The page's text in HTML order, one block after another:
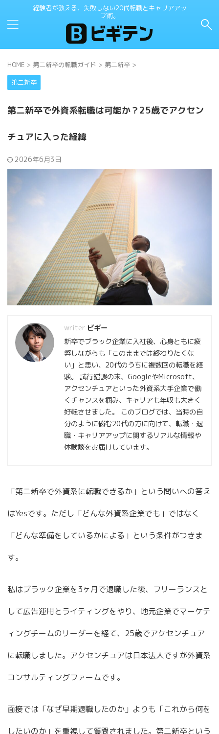
経験者が教える、失敗しない20代転職とキャリアアッ
プ術。
HOME > 第二新卒の転職ガイド > 第二新卒 >
第二新卒
第二新卒で外資系転職は可能か？25歳でアクセン
チュアに入った経緯
2026年6月3日
ビギー
新卒でブラック企業に入社後、心身ともに疲
弊しながらも「このままでは終わりたくな
い」と思い、20代のうちに複数回の転職を経
験。 試行錯誤の末、GoogleやMicrosoft、
アクセンチュアといった外資系大手企業で働
くチャンスを掴み、キャリアも年収も大きく
好転させました。 このブログでは、当時の自
分のように悩む20代の方に向けて、転職・退
職・キャリアアップに関するリアルな情報や
体験談をお届けしています。
「第二新卒で外資系に転職できるか」という問いへの答え
はYesです。ただし「どんな外資系企業でも」ではなく
「どんな準備をしているかによる」という条件がつきま
す。
私はブラック企業を3ヶ月で退職した後、フリーランスと
して広告運用とライティングをやり、地元企業でマーケテ
ィングチームのリーダーを経て、25歳でアクセンチュア
に転職しました。アクセンチュアは日本法人ですが外資系
コンサルティングファームです。
面接では「なぜ早期退職したのか」よりも「これから何を
したいのか」を重視して質問されました。第二新卒という